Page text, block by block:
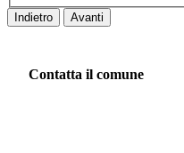
Indietro Avanti
Contatta il comune